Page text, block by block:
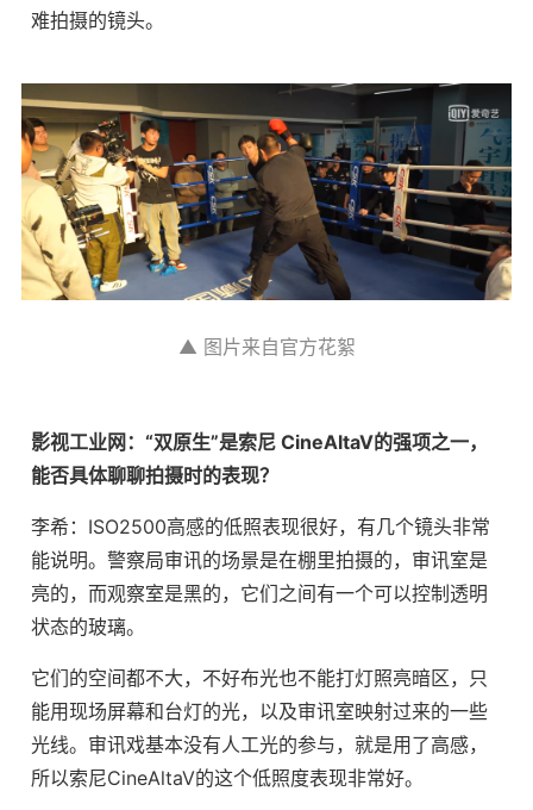
难拍摄的镜头。
▲ 图片来自官方花絮
影视工业网：“双原生”是索尼 CineAltaV的强项之一，
能否具体聊聊拍摄时的表现？
李希：ISO2500高感的低照表现很好，有几个镜头非常
能说明。警察局审讯的场景是在棚里拍摄的，审讯室是
亮的，而观察室是黑的，它们之间有一个可以控制透明
状态的玻璃。
它们的空间都不大，不好布光也不能打灯照亮暗区，只
能用现场屏幕和台灯的光，以及审讯室映射过来的一些
光线。审讯戏基本没有人工光的参与，就是用了高感，
所以索尼CineAltaV的这个低照度表现非常好。